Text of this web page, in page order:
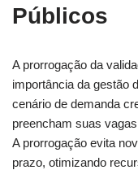
Públicos
A prorrogação da
importância da gestão
cenário de demanda
preencham suas
A prorrogação evita
prazo, otimizando